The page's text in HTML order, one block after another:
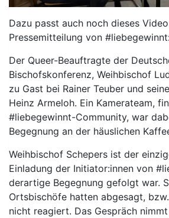
Dazu passt auch noch dieses
Pressemitteilung von
Der Queer-Beauftragte der
Bischofskonferenz, Weihbischof
zu Gast bei Rainer Teuber und
Heinz Armeloh. Ein Kamerateam,
#liebegewinnt-Community, war
Begegnung an der häuslichen
Weihbischof Schepers ist der
Einladung der Initiator:innen von
derartige Begegnung gefolgt war.
Ortsbischöfe hatten abgesagt,
nicht reagiert. Das Gespräch